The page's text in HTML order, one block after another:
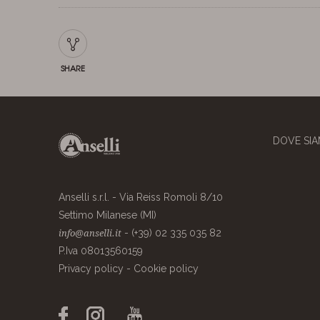
SHARE
Anselli s.r.l. - Via Reiss Romoli 8/10
Settimo Milanese (MI)
info@anselli.it - (+39) 02 335 035 82
P.Iva 08013560159
Privacy policy - Cookie policy
DOVE